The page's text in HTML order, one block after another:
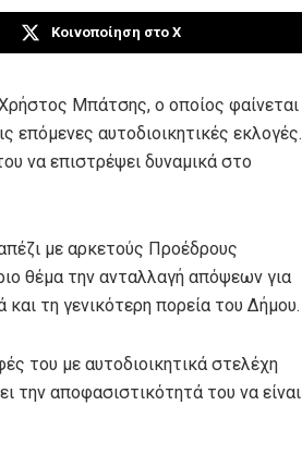
Κοινοποίηση στο X
Μπάτσης, ο οποίος φαίνεται
επόμενες αυτοδιοικητικές εκλογές.
να επιστρέψει δυναμικά στο
με αρκετούς Προέδρους
θέμα την ανταλλαγή απόψεων για
τη γενικότερη πορεία του Δήμου.
του με αυτοδιοικητικά στελέχη
την αποφασιστικότητά του να είναι